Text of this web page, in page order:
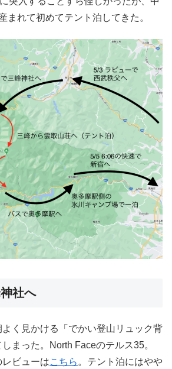
まれて初めてテント泊してきた。
社へ
く見かける「でかい登山リュック背
まった。North Faceのテルス35。
ビューはこちら 。テント泊にはやや